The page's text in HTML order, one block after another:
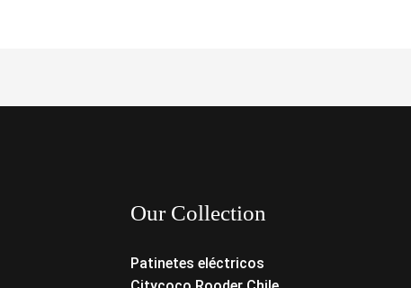
Our Collection
Patinetes eléctricos